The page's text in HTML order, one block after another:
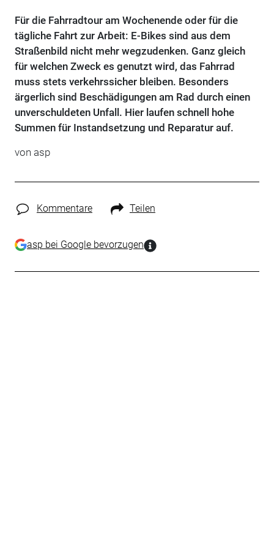
Für die Fahrradtour am Wochenende oder für die
tägliche Fahrt zur Arbeit: E-Bikes sind aus dem
Straßenbild nicht mehr wegzudenken. Ganz gleich
für welchen Zweck es genutzt wird, das Fahrrad
muss stets verkehrssicher bleiben. Besonders
ärgerlich sind Beschädigungen am Rad durch einen
unverschuldeten Unfall. Hier laufen schnell hohe
Summen für Instandsetzung und Reparatur auf.
von asp
Kommentare Teilen
asp bei Google bevorzugen